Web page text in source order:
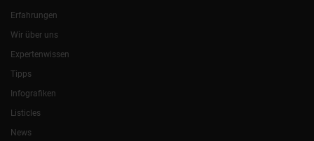
Erfahrungen
Wir über uns
Expertenwissen
Tipps
Infografiken
Listicles
News